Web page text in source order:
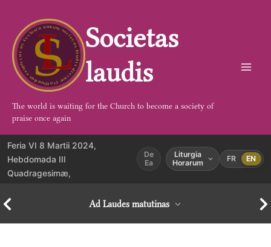
contenu
Societas
laudis
The world is waiting for the Church to become a society of
praise once again
Feria VI 8 Martii 2024,
Hebdomada III
Quadragesimæ,
De
Ea
Liturgia
Horarum
FR EN
Ad Laudes matutinas